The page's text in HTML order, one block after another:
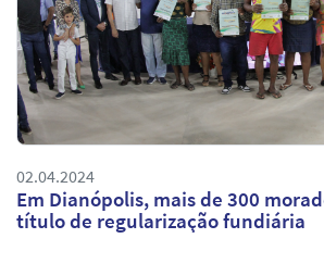
02.04.2024
Em Dianópolis, mais de 300
título de regularização fundiária